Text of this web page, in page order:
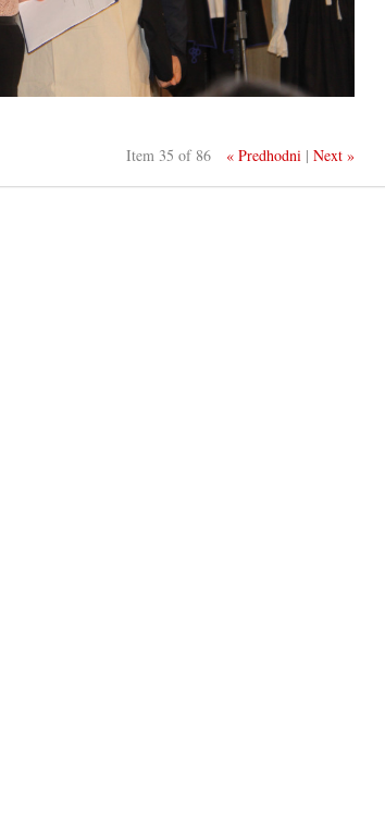
Item 35 of 86 « Predhodni |Next »